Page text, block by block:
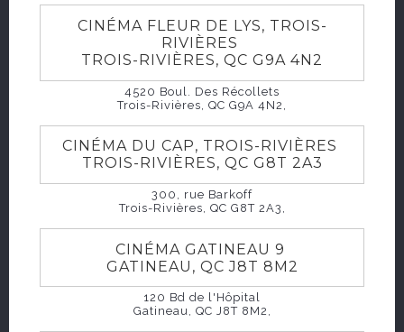
Horaires et films
Carte Grandiose
Groupes scolaires
Fêtes d'enfants
Événements
corporatifs
Accessibilité
CINÉMA FLEUR DE LYS, TROIS-
RIVIÈRES
TROIS-RIVIÈRES, QC G9A 4N2
4520 Boul. Des Récollets
Trois-Rivières, QC G9A 4N2,
CINÉMA DU CAP, TROIS-RIVIÈRES
TROIS-RIVIÈRES, QC G8T 2A3
300, rue Barkoff
Trois-Rivières, QC G8T 2A3,
CINÉMA GATINEAU 9
GATINEAU, QC J8T 8M2
120 Bd de l'Hôpital
Gatineau, QC J8T 8M2,